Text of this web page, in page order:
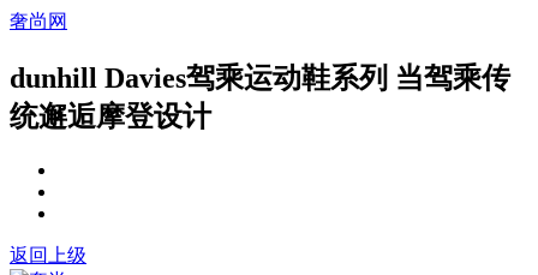
奢尚网
dunhill Davies驾乘运动鞋系列 当驾乘传
统邂逅摩登设计
返回上级